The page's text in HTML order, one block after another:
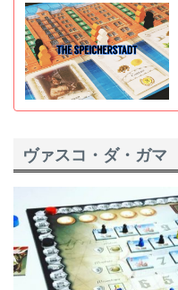
ヴァスコ・ダ・ガマ